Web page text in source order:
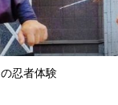
忍者体験